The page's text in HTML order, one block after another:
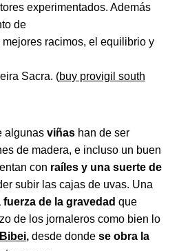
experimentados. Además
de
racimos, el equilibrio y
Sacra. (buy provigil south
algunas viñas han de ser
de madera, e incluso un buen
con raíles y una suerte de
subir las cajas de uvas. Una
de la gravedad que
de los jornaleros como bien lo
, desde donde se obra la